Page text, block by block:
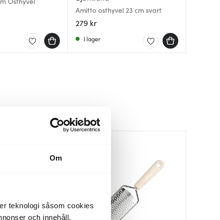
Om
teknologi såsom cookies
och innehåll,
Amitto osthyvel 23 cm svart
279 kr
I lager